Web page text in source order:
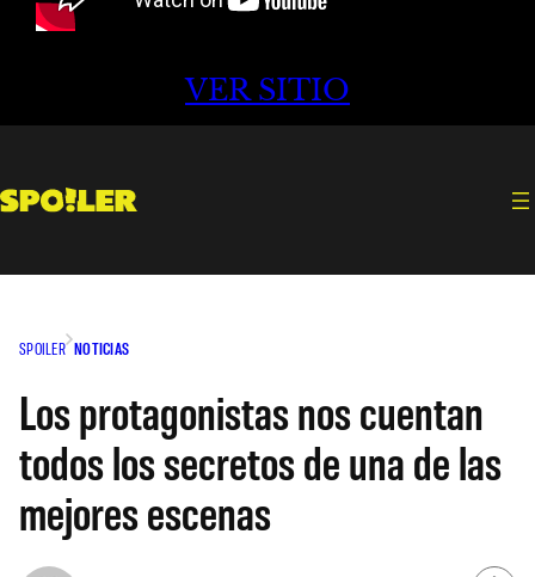
VER SITIO
SPOILER NOTICIAS
Los protagonistas nos cuentan
todos los secretos de una de las
mejores escenas